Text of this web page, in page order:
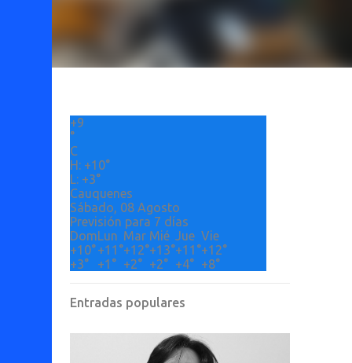
+9
°
C
H: +10°
L: +3°
Cauquenes
Sábado, 08 Agosto
Previsión para 7 días
DomLun Mar Mié Jue Vie
+10°+11°+12°+13°+11°+12°
+3° +1° +2° +2° +4° +8°
Entradas populares